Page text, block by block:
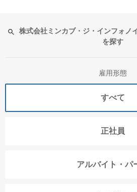
株式会社ミンカブ・ジ・インフォ
を探す
雇用形態
すべて
正社員
アルバイト・パ